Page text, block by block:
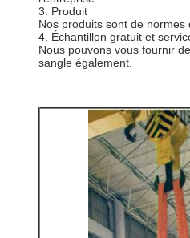
3. Produit
Nos produits sont de
4. Échantillon gratuit et
Nous pouvons vous fournir
sangle également.